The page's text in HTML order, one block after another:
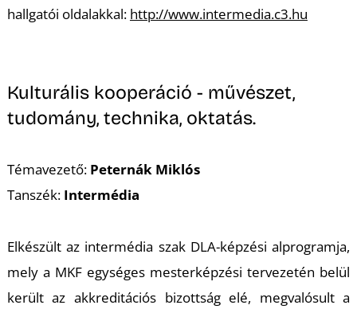
hallgatói oldalakkal: http://www.intermedia.c3.hu
Kulturális kooperáció - művészet,
tudomány, technika, oktatás.
Témavezető: Peternák Miklós
Tanszék: Intermédia
Elkészült az intermédia szak DLA-képzési alprogramja,
mely a MKF egységes mesterképzési tervezetén belül
került az akkreditációs bizottság elé, megvalósult a